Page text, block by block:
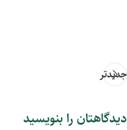
جدیدتر
دیدگاهتان را بنویسید